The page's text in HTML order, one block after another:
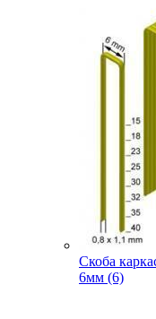
Скоба
6мм (6)